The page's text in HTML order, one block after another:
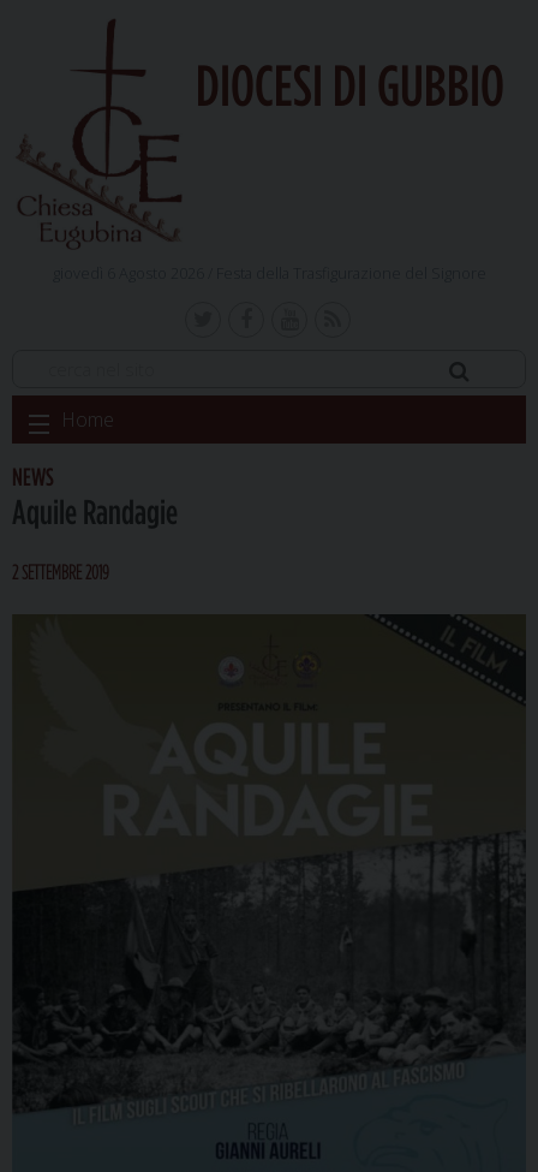
DIOCESI DI GUBBIO
Skip
to
content
Home
NEWS
Aquile Randagie
2 SETTEMBRE 2019